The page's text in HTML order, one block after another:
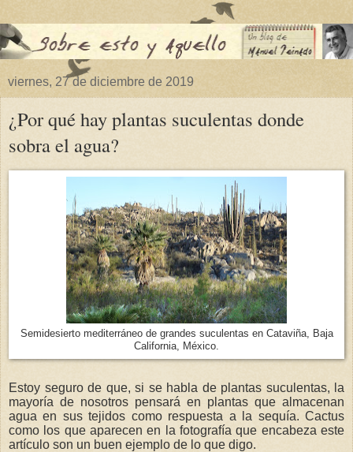
viernes, 27 de diciembre de 2019
¿Por qué hay plantas suculentas donde
sobra el agua?
Semidesierto mediterráneo de grandes suculentas en Cataviña, Baja
California, México.
Estoy seguro de que, si se habla de plantas suculentas, la
mayoría de nosotros pensará en plantas que almacenan
agua en sus tejidos como respuesta a la sequía. Cactus
como los que aparecen en la fotografía que encabeza este
artículo son un buen ejemplo de lo que digo.